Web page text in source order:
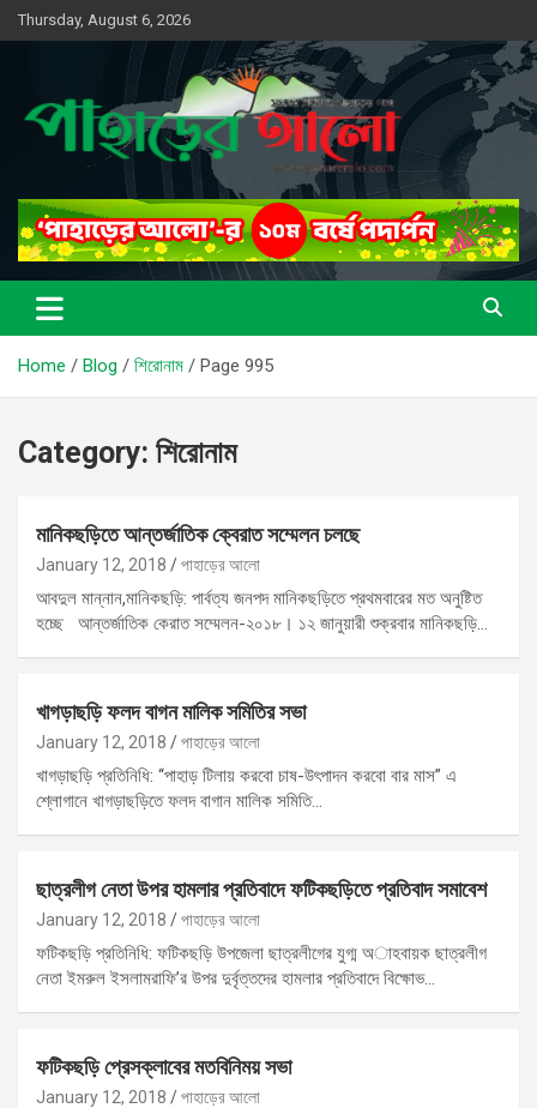
Skip
to
Thursday, August 6, 2026
পাহাড়ের আলো
সত্যের সন্ধানে, পাহাড়ের পথে
Home Blog শিরোনাম Page 995
Category: শিরোনাম
মানিকছড়িতে আন্তর্জাতিক ক্বেরাত সম্মেলন চলছে
January 12, 2018 পাহাড়ের আলো
আবদুল মান্নান,মানিকছড়ি: পার্বত্য জনপদ মানিকছড়িতে প্রথমবারের মত অনুষ্টিত
হচ্ছে আন্তর্জাতিক কেরাত সম্মেলন-২০১৮। ১২ জানুয়ারী শুক্রবার মানিকছড়ি…
খাগড়াছড়ি ফলদ বাগন মালিক সমিতির সভা
January 12, 2018 পাহাড়ের আলো
খাগড়াছড়ি প্রতিনিধি: ‘‘পাহাড় টিলায় করবো চাষ-উৎপাদন করবো বার মাস” এ
শ্লোগানে খাগড়াছড়িতে ফলদ বাগান মালিক সমিতি…
ছাত্রলীগ নেতা উপর হামলার প্রতিবাদে ফটিকছড়িতে প্রতিবাদ সমাবেশ
January 12, 2018 পাহাড়ের আলো
ফটিকছড়ি প্রতিনিধি: ফটিকছড়ি উপজেলা ছাত্রলীগের যুগ্ম অাহবায়ক ছাত্রলীগ
নেতা ইমরুল ইসলামরাফি’র উপর দুর্বৃত্তদের হামলার প্রতিবাদে বিক্ষোভ…
ফটিকছড়ি প্রেসক্লাবের মতবিনিময় সভা
January 12, 2018 পাহাড়ের আলো